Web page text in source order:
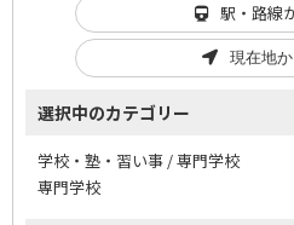
駅・路線
現在地
選択中のカテゴリー
学校・塾・習い事 / 専門学校
専門学校